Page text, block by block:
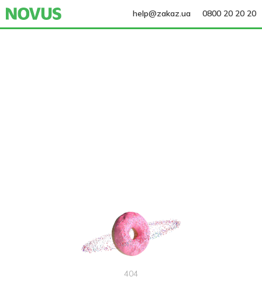
help@zakaz.ua 0800 20 20 20
404